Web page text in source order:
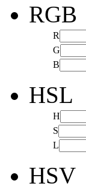
RGB
R
G
B
HSL
H
S
L
HSV